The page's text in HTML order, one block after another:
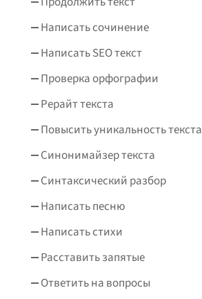
Написать сочинение
Написать SEO текст
Проверка орфографии
Рерайт текста
Повысить уникальность текста
Синонимайзер текста
Синтаксический разбор
Написать песню
Написать стихи
Расставить запятые
Ответить на вопросы